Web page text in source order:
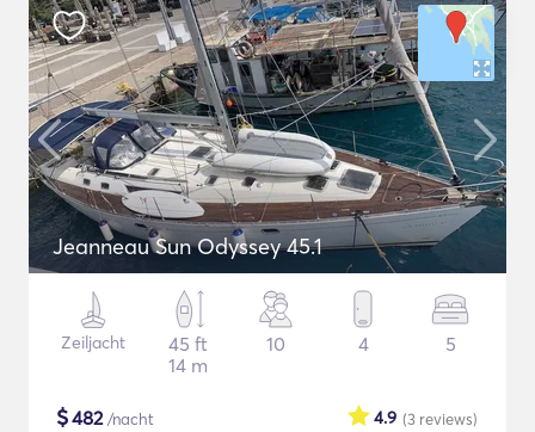
Jeanneau Sun Odyssey 45.1
Zeiljacht
45 ft
14 m
10 4 5
$482/nacht (3 reviews)
4.9